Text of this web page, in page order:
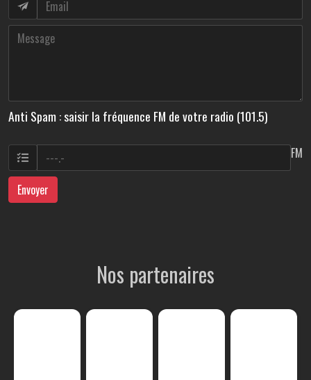
Anti Spam : saisir la fréquence FM de votre radio (101.5)
FM
Envoyer
Nos partenaires